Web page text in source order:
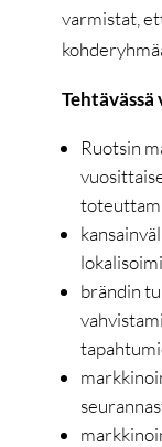
varmistat,
Tehtävässä
Ruotsin
brändin